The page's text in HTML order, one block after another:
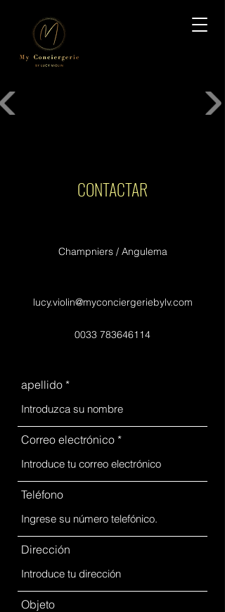
CONTACTAR
Champniers / Angulema
lucy.violin@myconciergeriebylv.com
0033 783646114
apellido
Correo electrónico
Teléfono
Dirección
Objeto